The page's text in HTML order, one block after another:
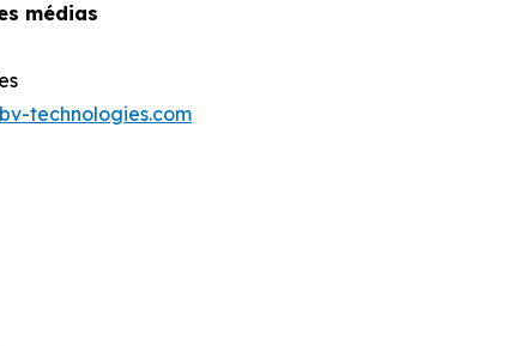
médias
technologies.com